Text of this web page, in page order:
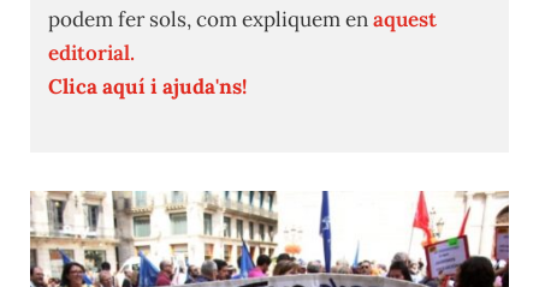
podem fer sols, com expliquem enaquest
editorial.
Clica aquí i ajuda'ns!